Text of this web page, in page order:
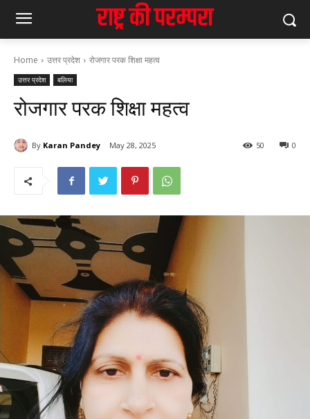
Home उत्तर प्रदेश रोजगार परक शिक्षा महत्व
उत्तर प्रदेश बलिया
रोजगार परक शिक्षा महत्व
By Karan Pandey May 28, 2025 0
50